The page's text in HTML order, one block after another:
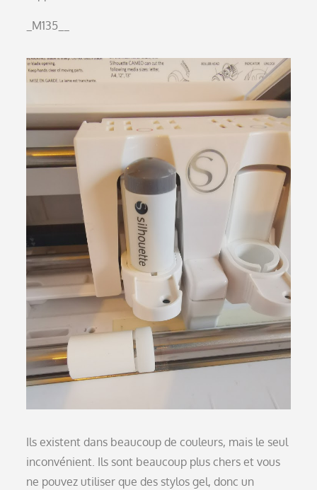
_M135__
Ils existent dans beaucoup de couleurs, mais le seul
inconvénient. Ils sont beaucoup plus chers et vous
ne pouvez utiliser que des stylos gel, donc un